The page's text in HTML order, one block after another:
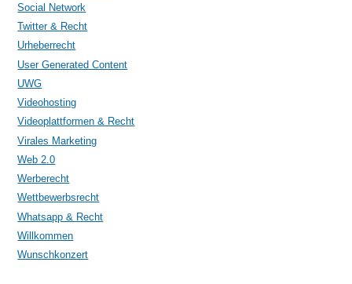
Social Network
Twitter & Recht
Urheberrecht
User Generated Content
UWG
Videohosting
Videoplattformen & Recht
Virales Marketing
Web 2.0
Werberecht
Wettbewerbsrecht
Whatsapp & Recht
Willkommen
Wunschkonzert